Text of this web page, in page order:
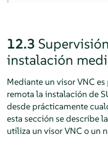
12.3
instalación
Mediante un visor VNC
remota la instalación de
desde prácticamente
esta sección se describe
utiliza un visor VNC o un